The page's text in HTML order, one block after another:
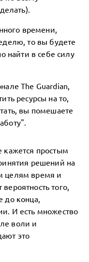
времени,
то вы будете
найти в себе силу
The Guardian,
ресурсы на то,
вы помешаете
кажется простым
решений на
целям время и
того,
до конца,
И есть множество
воли и
это